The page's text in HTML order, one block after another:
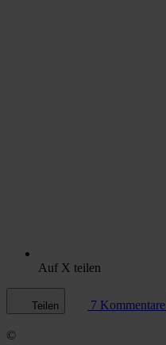
Auf X teilen
Teilen 7 Kommentare
©